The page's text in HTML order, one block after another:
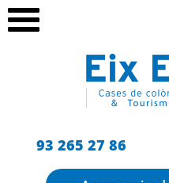
93 265 27 86